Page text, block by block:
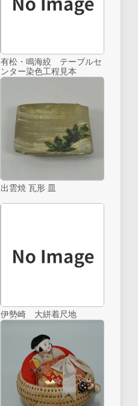
有松・鳴海絞 テーブルセ
ンター染色工程見本
出雲焼 瓦形 皿
伊勢崎 大絣着尺地